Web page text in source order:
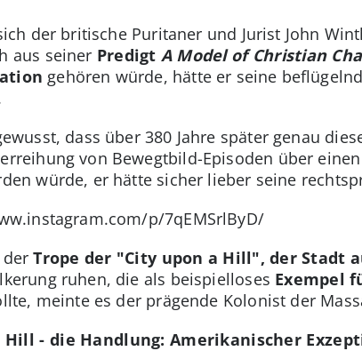
der britische Puritaner und Jurist John
aus seiner Predigt A Model of Christian
gehören würde, hätte er seine
dass über 380 Jahre später genau
von Bewegtbild-Episoden über
würde, er hätte sicher lieber seine
p/7qEMSrlByD/
derTrope der "City upon a Hill", der Stadt
ruhen, die als beispielloses Exempel
meinte es der prägende Kolonist der
Hill - die Handlung: Amerikanischer